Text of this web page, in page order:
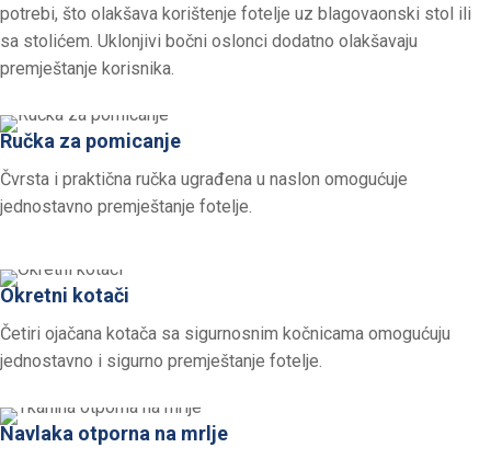
potrebi, što olakšava korištenje fotelje uz blagovaonski stol ili
sa stolićem. Uklonjivi bočni oslonci dodatno olakšavaju
premještanje korisnika.
Ručka za pomicanje
Čvrsta i praktična ručka ugrađena u naslon omogućuje
jednostavno premještanje fotelje.
Okretni kotači
Četiri ojačana kotača sa sigurnosnim kočnicama omogućuju
jednostavno i sigurno premještanje fotelje.
Navlaka otporna na mrlje